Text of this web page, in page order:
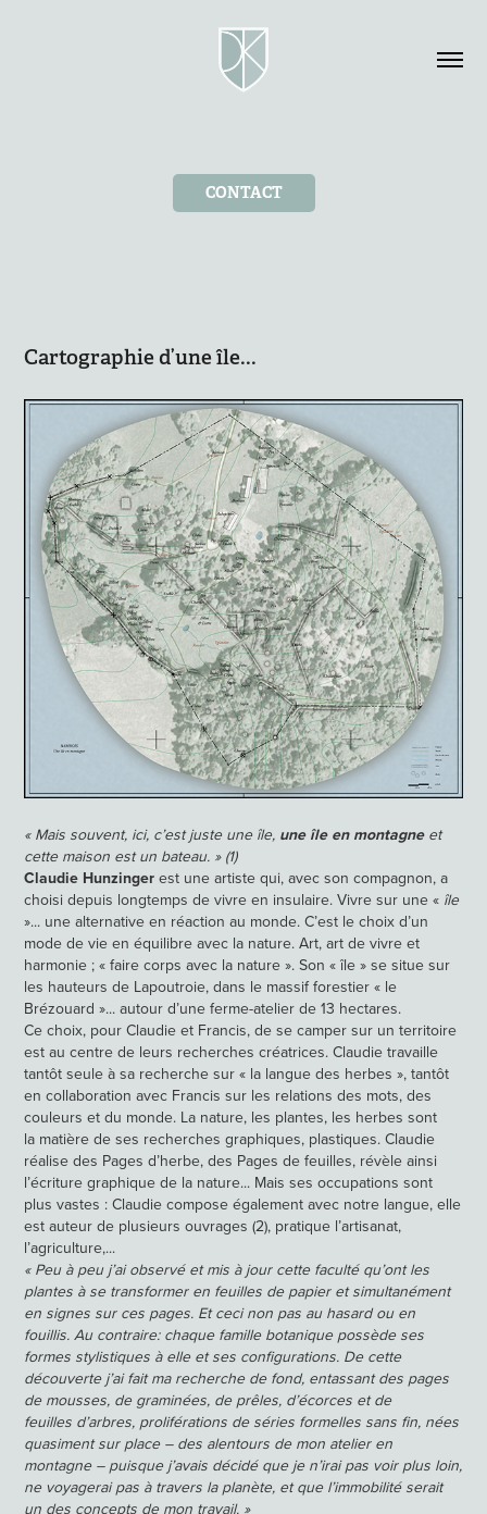
CONTACT
Cartographie d’une île...
« Mais souvent, ici, c’est juste une île, une île en montagneet
cette maison est un bateau. »(1)
Claudie Hunzinger est une artiste qui, avec son compagnon, a
choisi depuis longtemps de vivre en insulaire. Vivre sur une « île
»... une alternative en réaction au monde. C’est le choix d’un
mode de vie en équilibre avec la nature. Art, art de vivre et
harmonie ;« faire corps avec la nature ». Son « île » se situe sur
les hauteurs de Lapoutroie, dans le massif forestier « le
Brézouard »... autour d’une ferme-atelier de 13 hectares.
Ce choix, pour Claudie et Francis, de se camper sur un territoire
est au centre de leurs recherches créatrices. Claudie travaille
tantôt seule à sa recherche sur « la langue des herbes », tantôt
en collaboration avec Francis sur les relations des mots, des
couleurs et du monde. La nature, les plantes, les herbes sont
la matière de ses recherches graphiques, plastiques. Claudie
réalise des Pages d’herbe, des Pages de feuilles, révèle ainsi
l’écriture graphique de la nature... Mais ses occupations sont
plus vastes : Claudie compose également avec notre langue, elle
est auteur de plusieurs ouvrages (2), pratique l’artisanat,
l’agriculture,...
« Peu à peu j’ai observé et mis à jour cette faculté qu’ont les
plantes à se transformer en feuilles de papier et simultanément
en signes sur ces pages. Et ceci non pas au hasard ou en
fouillis. Au contraire: chaque famille botanique possède ses
formes stylistiques à elle et ses configurations. De cette
découverte j’ai fait ma recherche de fond, entassant des pages
de mousses, de graminées, de prêles, d’écorces et de
feuilles d’arbres, proliférations de séries formelles sans fin, nées
quasiment sur place – des alentours de mon atelier en
montagne – puisque j’avais décidé que je n’irai pas voir plus loin,
ne voyagerai pas à travers la planète, et que l’immobilité serait
un des concepts de mon travail. »